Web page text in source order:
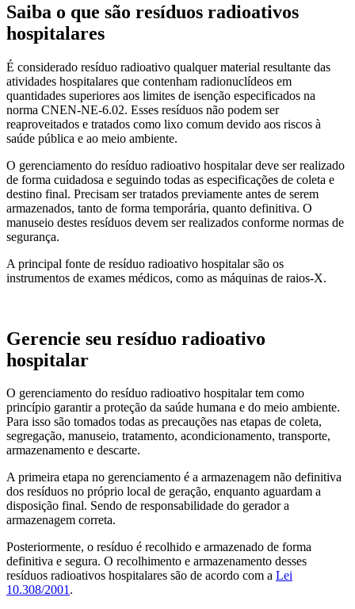
Saiba o que são resíduos radioativos
hospitalares
É considerado resíduo radioativo qualquer material resultante das
atividades hospitalares que contenham radionuclídeos em
quantidades superiores aos limites de isenção especificados na
norma CNEN-NE-6.02. Esses resíduos não podem ser
reaproveitados e tratados como lixo comum devido aos riscos à
saúde pública e ao meio ambiente.
O gerenciamento do resíduo radioativo hospitalar deve ser realizado
de forma cuidadosa e seguindo todas as especificações de coleta e
destino final. Precisam ser tratados previamente antes de serem
armazenados, tanto de forma temporária, quanto definitiva. O
manuseio destes resíduos devem ser realizados conforme normas de
segurança.
A principal fonte de resíduo radioativo hospitalar são os
instrumentos de exames médicos, como as máquinas de raios-X.
Gerencie seu resíduo radioativo
hospitalar
O gerenciamento do resíduo radioativo hospitalar tem como
princípio garantir a proteção da saúde humana e do meio ambiente.
Para isso são tomados todas as precauções nas etapas de coleta,
segregação, manuseio, tratamento, acondicionamento, transporte,
armazenamento e descarte.
A primeira etapa no gerenciamento é a armazenagem não definitiva
dos resíduos no próprio local de geração, enquanto aguardam a
disposição final. Sendo de responsabilidade do gerador a
armazenagem correta.
Posteriormente, o resíduo é recolhido e armazenado de forma
definitiva e segura. O recolhimento e armazenamento desses
resíduos radioativos hospitalares são de acordo com a Lei
10.308/2001.